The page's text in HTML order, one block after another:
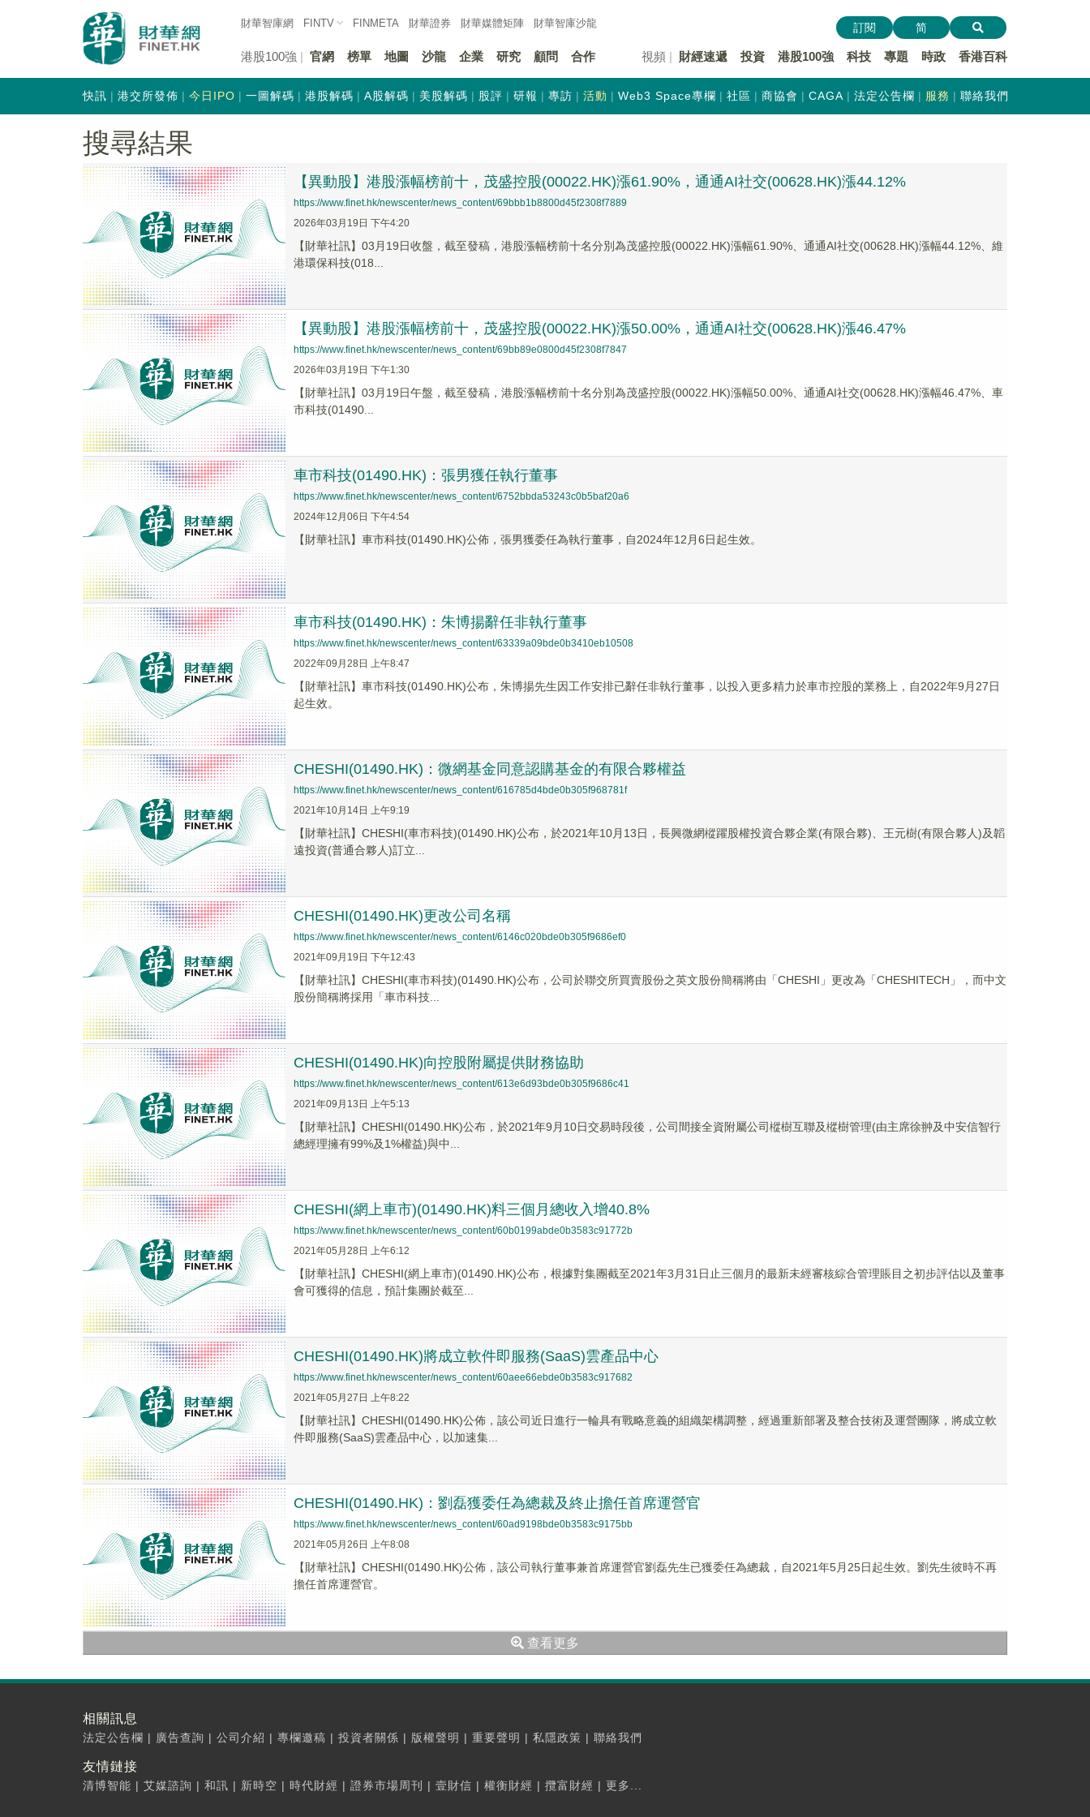
財華智庫網 FINTV FINMETA 財華證券 財華媒體矩陣 財華智庫沙龍
港股100強 官網 榜單 地圖 沙龍 企業 研究 顧問 合作 視頻 財經速遞 投資 港股100強 科技 專題 時政 香港百科
訂閱 简
快訊 港交所發佈 今日IPO 一圖解碼 港股解碼 A股解碼 美股解碼 股評 研報 專訪 活動 Web3 Space專欄 社區 商協會 CAGA 法定公告欄 服務 聯絡我們
搜尋結果
【異動股】港股漲幅榜前十，茂盛控股(00022.HK)漲61.90%，通通AI社交(00628.HK)漲44.12%
https://www.finet.hk/newscenter/news_content/69bbb1b8800d45f2308f7889
2026年03月19日 下午4:20
【財華社訊】03月19日收盤，截至發稿，港股漲幅榜前十名分別為茂盛控股(00022.HK)漲幅61.90%、通通AI社交(00628.HK)漲幅44.12%、維
港環保科技(018...
【異動股】港股漲幅榜前十，茂盛控股(00022.HK)漲50.00%，通通AI社交(00628.HK)漲46.47%
https://www.finet.hk/newscenter/news_content/69bb89e0800d45f2308f7847
2026年03月19日 下午1:30
【財華社訊】03月19日午盤，截至發稿，港股漲幅榜前十名分別為茂盛控股(00022.HK)漲幅50.00%、通通AI社交(00628.HK)漲幅46.47%、車
市科技(01490...
車市科技(01490.HK)：張男獲任執行董事
https://www.finet.hk/newscenter/news_content/6752bbda53243c0b5baf20a6
2024年12月06日 下午4:54
【財華社訊】車市科技(01490.HK)公佈，張男獲委任為執行董事，自2024年12月6日起生效。
車市科技(01490.HK)：朱博揚辭任非執行董事
https://www.finet.hk/newscenter/news_content/63339a09bde0b3410eb10508
2022年09月28日 上午8:47
【財華社訊】車市科技(01490.HK)公布，朱博揚先生因工作安排已辭任非執行董事，以投入更多精力於車市控股的業務上，自2022年9月27日
起生效。
CHESHI(01490.HK)：微網基金同意認購基金的有限合夥權益
https://www.finet.hk/newscenter/news_content/616785d4bde0b305f968781f
2021年10月14日 上午9:19
【財華社訊】CHESHI(車市科技)(01490.HK)公布，於2021年10月13日，長興微網樅躍股權投資合夥企業(有限合夥)、王元樹(有限合夥人)及韜
遠投資(普通合夥人)訂立...
CHESHI(01490.HK)更改公司名稱
https://www.finet.hk/newscenter/news_content/6146c020bde0b305f9686ef0
2021年09月19日 下午12:43
【財華社訊】CHESHI(車市科技)(01490.HK)公布，公司於聯交所買賣股份之英文股份簡稱將由「CHESHI」更改為「CHESHITECH」，而中文
股份簡稱將採用「車市科技...
CHESHI(01490.HK)向控股附屬提供財務協助
https://www.finet.hk/newscenter/news_content/613e6d93bde0b305f9686c41
2021年09月13日 上午5:13
【財華社訊】CHESHI(01490.HK)公布，於2021年9月10日交易時段後，公司間接全資附屬公司樅樹互聯及樅樹管理(由主席徐翀及中安信智行
總經理擁有99%及1%權益)與中...
CHESHI(網上車市)(01490.HK)料三個月總收入增40.8%
https://www.finet.hk/newscenter/news_content/60b0199abde0b3583c91772b
2021年05月28日 上午6:12
【財華社訊】CHESHI(網上車市)(01490.HK)公布，根據對集團截至2021年3月31日止三個月的最新未經審核綜合管理賬目之初步評估以及董事
會可獲得的信息，預計集團於截至...
CHESHI(01490.HK)將成立軟件即服務(SaaS)雲產品中心
https://www.finet.hk/newscenter/news_content/60aee66ebde0b3583c917682
2021年05月27日 上午8:22
【財華社訊】CHESHI(01490.HK)公佈，該公司近日進行一輪具有戰略意義的組織架構調整，經過重新部署及整合技術及運營團隊，將成立軟
件即服務(SaaS)雲產品中心，以加速集...
CHESHI(01490.HK)：劉磊獲委任為總裁及終止擔任首席運營官
https://www.finet.hk/newscenter/news_content/60ad9198bde0b3583c9175bb
2021年05月26日 上午8:08
【財華社訊】CHESHI(01490.HK)公佈，該公司執行董事兼首席運營官劉磊先生已獲委任為總裁，自2021年5月25日起生效。劉先生彼時不再
擔任首席運營官。
查看更多
相關訊息
法定公告欄 | 廣告查詢 | 公司介紹 | 專欄邀稿 | 投資者關係 | 版權聲明 | 重要聲明 | 私隱政策 | 聯絡我們
友情鏈接
清博智能 | 艾媒諮詢 | 和訊 | 新時空 | 時代財經 | 證券市場周刊 | 壹財信 | 權衡財經 | 攬富財經 | 更多...